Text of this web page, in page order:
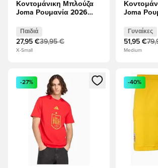
Κοντομάνικη Μπλούζα
Joma Ρουμανία 2026
- Μπεζ
Παιδιά
27,95 €39,95 €
X-Small
Joma
κίτρινος
Γυναίκες
51,95 €
Medium
Ανοίγει ένα Modal για να συνδεθείτε ή
-27%
Ανοίγει
-40%